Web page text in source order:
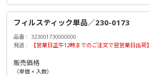
フィルスティック単品／230-0173
品番
323001730000000
発送
【営業日正午12時までのご注文で翌営業日出荷】
販売価格
（単価 × 入数）